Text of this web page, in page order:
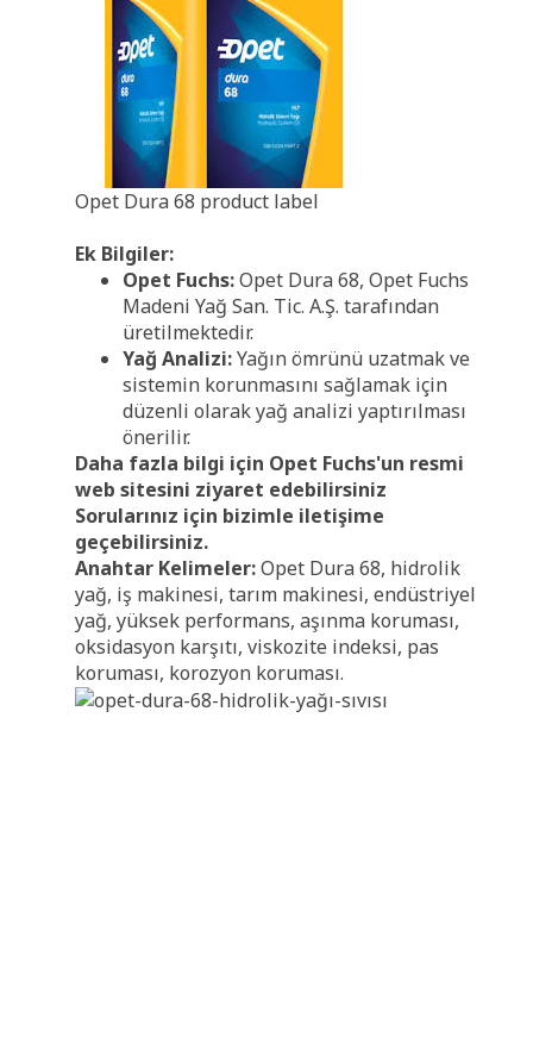
Opet Dura 68 product label
Ek Bilgiler:
Opet Fuchs:Opet Dura 68, Opet Fuchs
Madeni Yağ San. Tic. A.Ş. tarafından
üretilmektedir.
Yağ Analizi:Yağın ömrünü uzatmak ve
sistemin korunmasını sağlamak için
düzenli olarak yağ analizi yaptırılması
önerilir.
Daha fazla bilgi için Opet Fuchs'un resmi
web sitesini ziyaret edebilirsiniz
Sorularınız için bizimle iletişime
geçebilirsiniz.
Anahtar Kelimeler:Opet Dura 68, hidrolik
yağ, iş makinesi, tarım makinesi, endüstriyel
yağ, yüksek performans, aşınma koruması,
oksidasyon karşıtı, viskozite indeksi, pas
koruması, korozyon koruması.